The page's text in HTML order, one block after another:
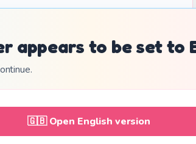
appears to be set to
🇬🇧 Open English version